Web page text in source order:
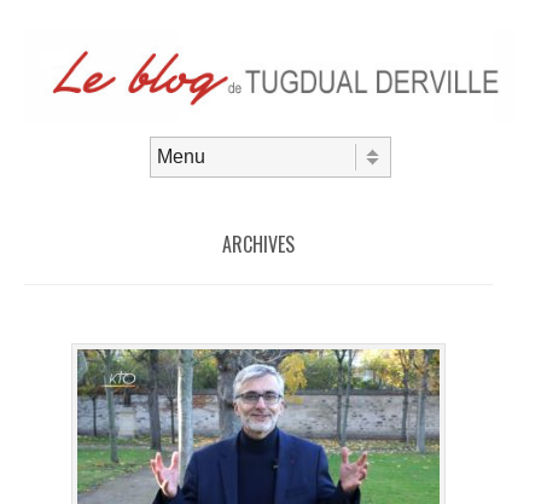
ARCHIVES